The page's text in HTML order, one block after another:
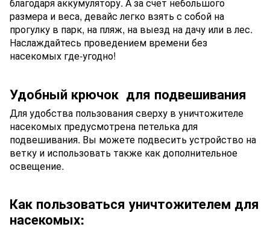
благодаря аккумулятору. А за счет небольшого
размера и веса, девайс легко взять с собой на
прогулку в парк, на пляж, на выезд на дачу или в лес.
Наслаждайтесь проведением времени без
насекомых где-угодно!
Удобный крючок для подвешивания
Для удобства пользования сверху в уничтожителе
насекомых предусмотрена петелька для
подвешивания. Вы можете подвесить устройство на
ветку и использовать также как дополнительное
освещение.
Как пользоваться уничтожителем для
насекомых: